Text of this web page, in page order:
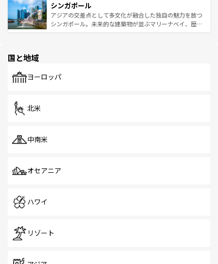
参照してほしい。
激する。気候は一年中温暖で、どの季節にも異なる楽しみ
が待っている。親しみやすいタイの人々、仏教を中心とし
た文化、そして多様な観光資源が、訪れる旅人を魅了し続
み、どこを訪れても感動するはず。観光スポットが密集し
ており、効率よく見どころを回れるのも魅力。息をのむよ
うな絶景から文化的な体験まで、香港を存分に楽しみ尽く
シンガポール
アジアの交差点として多文化が融合した独自の魅力を放つ
シンガポール。未来的な建築物が並ぶマリーナベイ、歴史
で、ホーカーズは地元の風情を楽しめる外せないスポット
国と地域
ヨーロッパ
北米
中南米
オセアニア
ハワイ
リゾート